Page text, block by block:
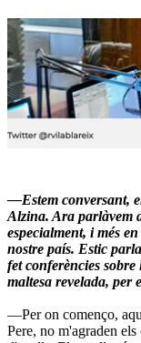
—Estem conversant,
Alzina. Ara parlàvem
especialment, i més
nostre país. Estic
fet conferències
maltesa revelada, per
—Per on començo,
Pere, no m'agraden